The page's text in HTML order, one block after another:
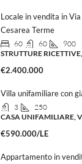
Locale in vendita in
Cesarea Terme
60 60
900
STRUTTURE
€2.400.000
Villa unifamiliare con
3
250
CASA UNIFAMILIARE,
€590.000/LE
Appartamento in